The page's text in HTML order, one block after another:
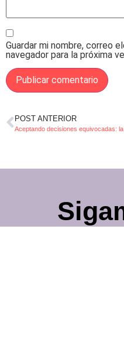
Guardar mi nombre, correo
navegador para la próxima
POST ANTERIOR